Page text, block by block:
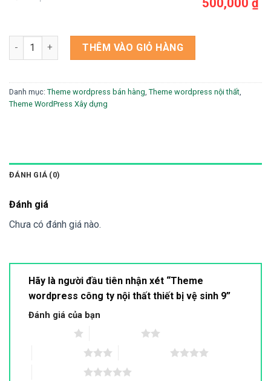
500,000 ₫
Theme wordpress công ty nội thất thiết bị vệ sinh 9 số lượng
THÊM VÀO GIỎ HÀNG
Danh mục: Theme wordpress bán hàng Theme wordpress nội thất
Theme WordPress Xây dựng
ĐÁNH GIÁ (0)
Đánh giá
Chưa có đánh giá nào.
Hãy là người đầu tiên nhận xét “Theme
wordpress công ty nội thất thiết bị vệ sinh 9”
Đánh giá của bạn